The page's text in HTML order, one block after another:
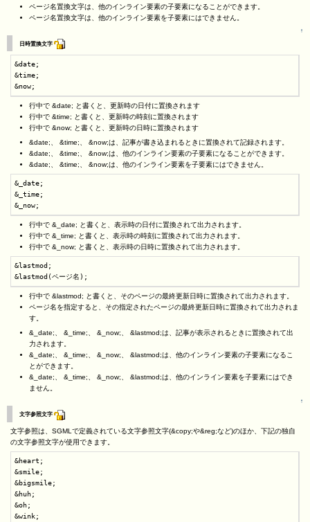
ページ名置換文字は、他のインライン要素の子要素になることができます。
ページ名置換文字は、他のインライン要素を子要素にはできません。
↑
日時置換文字
&date;
&time;
&now;
行中で &date; と書くと、更新時の日付に置換されます
行中で &time; と書くと、更新時の時刻に置換されます
行中で &now; と書くと、更新時の日時に置換されます
&date;、 &time;、 &now;は、記事が書き込まれるときに置換されて記録されます。
&date;、 &time;、 &now;は、他のインライン要素の子要素になることができます。
&date;、 &time;、 &now;は、他のインライン要素を子要素にはできません。
&_date;
&_time;
&_now;
行中で &_date; と書くと、表示時の日付に置換されて出力されます。
行中で &_time; と書くと、表示時の時刻に置換されて出力されます。
行中で &_now; と書くと、表示時の日時に置換されて出力されます。
&lastmod;
&lastmod(ページ名);
行中で &lastmod; と書くと、そのページの最終更新日時に置換されて出力されます。
ページ名を指定すると、その指定されたページの最終更新日時に置換されて出力されま
す。
&_date;、 &_time;、 &_now;、 &lastmod;は、記事が表示されるときに置換されて出
力されます。
&_date;、 &_time;、 &_now;、 &lastmod;は、他のインライン要素の子要素になるこ
とができます。
&_date;、 &_time;、 &_now;、 &lastmod;は、他のインライン要素を子要素にはでき
ません。
↑
文字参照文字
文字参照は、SGMLで定義されている文字参照文字(&copy;や&reg;など)のほか、下記の独自
の文字参照文字が使用できます。
&heart;
&smile;
&bigsmile;
&huh;
&oh;
&wink;